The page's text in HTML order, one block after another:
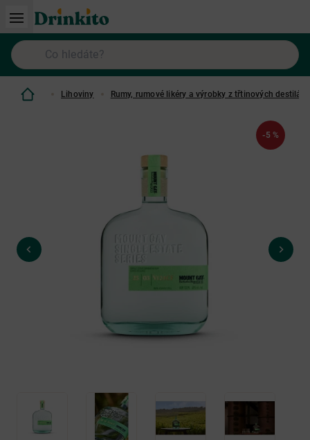
Lihoviny Rumy, rumové likéry a výrobky z třtinových destilátů
-5 %